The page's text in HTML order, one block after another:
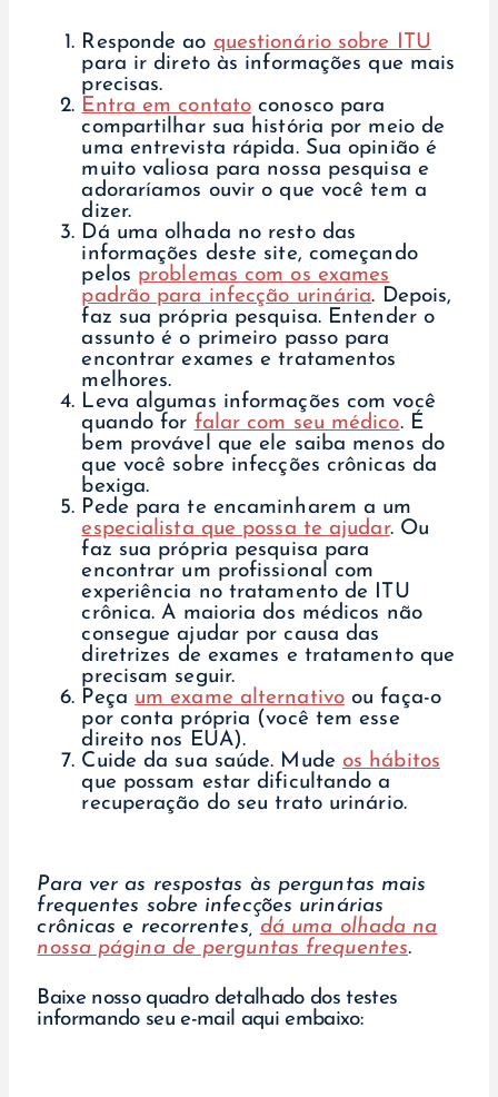
Responde ao questionário sobre ITU
para ir direto às informações que mais
precisas.
Entra em contato conosco para
compartilhar sua história por meio de
uma entrevista rápida. Sua opinião é
muito valiosa para nossa pesquisa e
adoraríamos ouvir o que você tem a
dizer.
Dá uma olhada no resto das
informações deste site, começando
pelos problemas com os exames
padrão para infecção urinária. Depois,
faz sua própria pesquisa. Entender o
assunto é o primeiro passo para
encontrar exames e tratamentos
melhores.
Leva algumas informações com você
quando for falar com seu médico. É
bem provável que ele saiba menos do
que você sobre infecções crônicas da
bexiga.
Pede para te encaminharem a um
especialista que possa te ajudar. Ou
faz sua própria pesquisa para
encontrar um profissional com
experiência no tratamento de ITU
crônica. A maioria dos médicos não
consegue ajudar por causa das
diretrizes de exames e tratamento que
precisam seguir.
Peça um exame alternativoou faça-o
por conta própria (você tem esse
direito nos EUA).
Cuide da sua saúde. Mude os hábitos
que possam estar dificultando a
recuperação do seu trato urinário.
Para ver as respostas às perguntas mais
frequentes sobre infecções urinárias
crônicas e recorrentes, dá uma olhada na
nossa página de perguntas frequentes.
Baixe nosso quadro detalhado dos testes
informando seu e-mail aqui embaixo: